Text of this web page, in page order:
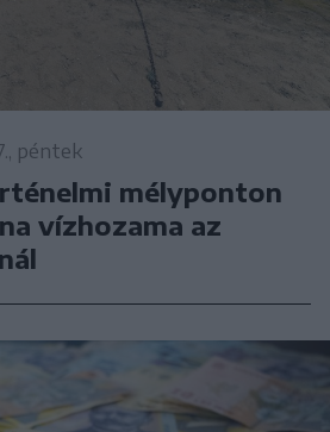
péntek
mélyponton
vízhozama az